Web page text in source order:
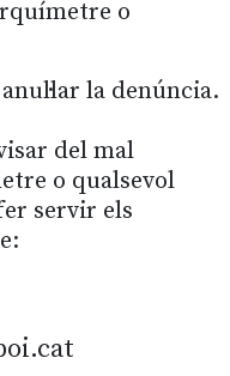
o
la denúncia.
del mal
o qualsevol
servir els